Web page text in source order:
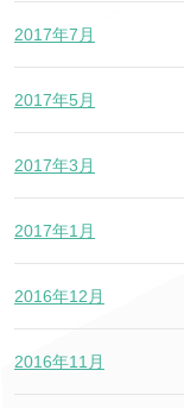
2017年7月
2017年5月
2017年3月
2017年1月
2016年12月
2016年11月